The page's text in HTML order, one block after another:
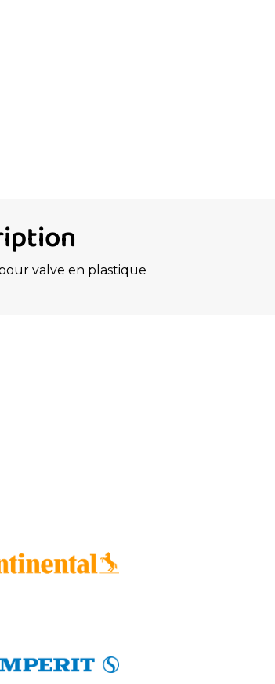
valve en plastique